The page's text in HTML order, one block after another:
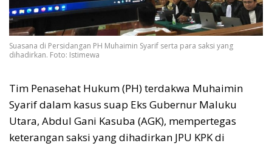
Suasana di Persidangan PH Muhaimin Syarif serta para saksi yang
dihadirkan. Foto: Istimewa
Tim Penasehat Hukum (PH) terdakwa Muhaimin
Syarif dalam kasus suap Eks Gubernur Maluku
Utara, Abdul Gani Kasuba (AGK), mempertegas
keterangan saksi yang dihadirkan JPU KPK di